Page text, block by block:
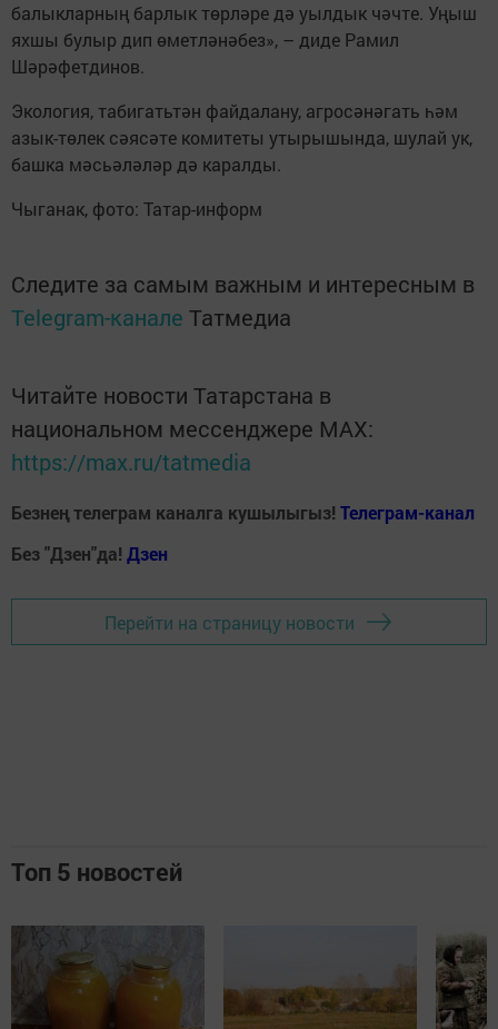
балыкларның барлык төрләре дә уылдык чәчте. Уңыш
яхшы булыр дип өметләнәбез», – диде Рамил
Шәрәфетдинов.
Экология, табигатьтән файдалану, агросәнәгать һәм
азык-төлек сәясәте комитеты утырышында, шулай ук,
башка мәсьәләләр дә каралды.
Чыганак, фото: Татар-информ
Следите за самым важным и интересным в
Telegram-канале Татмедиа
Читайте новости Татарстана в
национальном мессенджере MАХ:
https://max.ru/tatmedia
Безнең телеграм каналга кушылыгыз! Телеграм-канал
Без "Дзен"да! Дзен
Перейти на страницу новости
Топ 5 новостей